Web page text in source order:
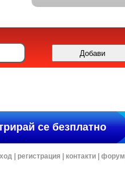
се безплатно
регистрация контакти форум